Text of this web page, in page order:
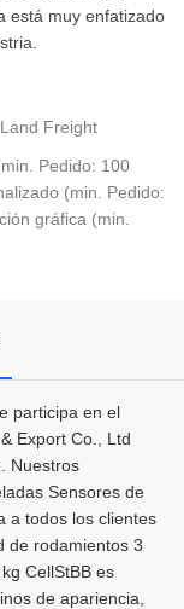
está muy enfatizado
Freight
Pedido: 100
(min. Pedido:
gráfica (min.
participa en el
Export Co., Ltd
Nuestros
Sensores de
a todos los clientes
de rodamientos 3
CellStBB es
de apariencia,